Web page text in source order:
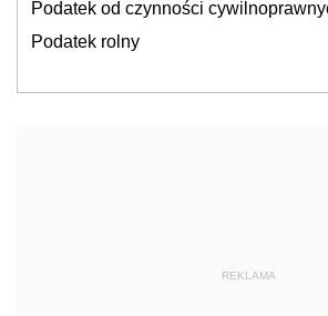
Podatek od czynności
Podatek rolny
REKLAMA